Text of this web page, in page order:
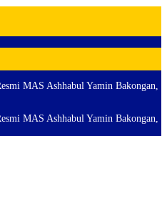
MAS Ashhabul Yamin Bakongan,
MAS Ashhabul Yamin Bakongan,